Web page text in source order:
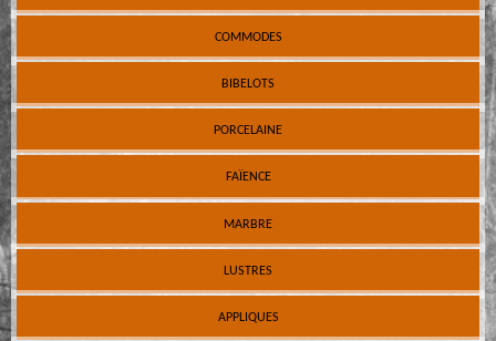
COMMODES
BIBELOTS
PORCELAINE
FAÏENCE
MARBRE
LUSTRES
APPLIQUES